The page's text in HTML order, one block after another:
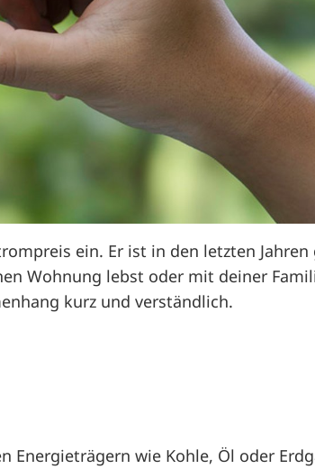
ein. Er ist in den letzten Jahren
Wohnung lebst oder mit deiner
kurz und verständlich.
Energieträgern wie Kohle, Öl oder